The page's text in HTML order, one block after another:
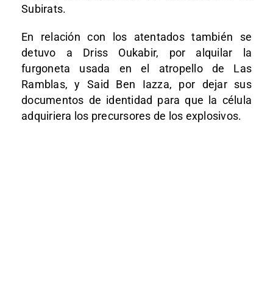
Subirats.
En relación con los atentados también se
detuvo a Driss Oukabir, por alquilar la
furgoneta usada en el atropello de Las
Ramblas, y Said Ben Iazza, por dejar sus
documentos de identidad para que la célula
adquiriera los precursores de los explosivos.